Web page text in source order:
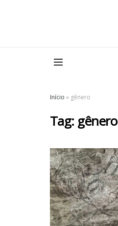
Início » gênero
Tag: gênero